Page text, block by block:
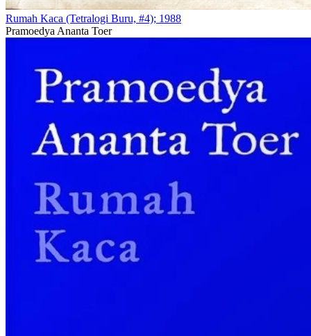
Rumah Kaca (Tetralogi Buru, #4); 1988
Pramoedya Ananta Toer